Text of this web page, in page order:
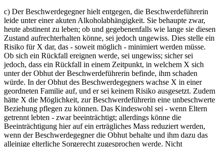
c) Der Beschwerdegegner hielt entgegen, die Beschwerdeführerin
leide unter einer akuten Alkoholabhängigkeit. Sie behaupte zwar,
heute abstinent zu leben; ob und gegebenenfalls wie lange sie diesen
Zustand aufrechterhalten könne, sei jedoch ungewiss. Dies stelle ein
Risiko für X dar, das - soweit möglich - minimiert werden müsse.
Ob sich ein Rückfall ereignen werde, sei ungewiss; sicher sei
jedoch, dass ein Rückfall in einem Zeitpunkt, in welchem X sich
unter der Obhut der Beschwerdeführerin befinde, ihm schaden
würde. In der Obhut des Beschwerdegegners wachse X in einer
geordneten Familie auf, und er sei keinem Risiko ausgesetzt. Zudem
hätte X die Möglichkeit, zur Beschwerdeführerin eine unbeschwerte
Beziehung pflegen zu können. Das Kindeswohl sei - wenn Eltern
getrennt lebten - zwar beeinträchtigt; allerdings könne die
Beeinträchtigung hier auf ein erträgliches Mass reduziert werden,
wenn der Beschwerdegegner die Obhut behalte und ihm dazu das
alleinige elterliche Sorgerecht zugesprochen werde. Nicht